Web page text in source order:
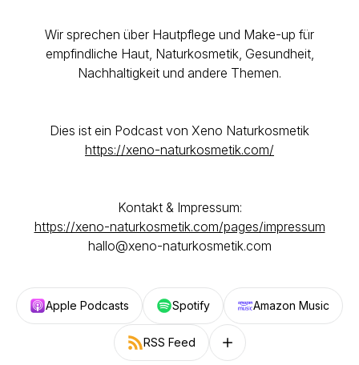
Wir sprechen über Hautpflege und Make-up für
empfindliche Haut, Naturkosmetik, Gesundheit,
Nachhaltigkeit und andere Themen.
Dies ist ein Podcast von Xeno Naturkosmetik
https://xeno-naturkosmetik.com/
Kontakt & Impressum:
https://xeno-naturkosmetik.com/pages/impressum
hallo@xeno-naturkosmetik.com
Apple Podcasts Spotify Amazon Music
RSS Feed Follow on other platforms